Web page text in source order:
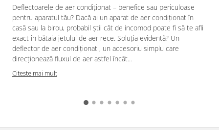
Deflectoarele de aer condiționat – benefice sau periculoase
pentru aparatul tău? Dacă ai un aparat de aer condiționat în
casă sau la birou, probabil știi cât de incomod poate fi să te afli
exact în bătaia jetului de aer rece. Soluția evidentă? Un
deflector de aer condiționat , un accesoriu simplu care
direcționează fluxul de aer astfel încât...
Citeste mai mult